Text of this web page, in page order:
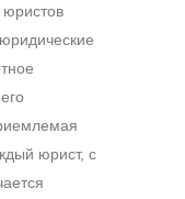
юристов
юрист, с